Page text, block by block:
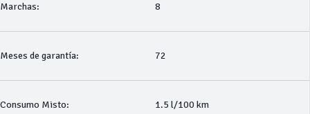
Marchas: 8
Meses de garantía: 72
Consumo Misto: 1.5 l/100 km